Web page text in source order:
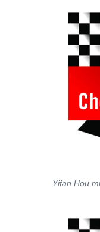
Yifan Hou